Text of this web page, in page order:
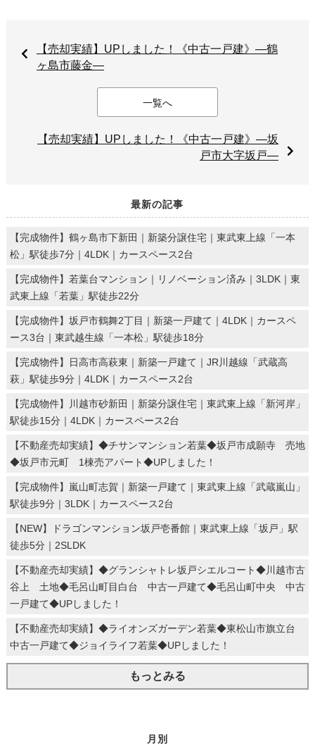
【売却実績】UPしました！《中古一戸建》―鶴
ヶ島市藤金―
一覧へ
【売却実績】UPしました！《中古一戸建》―坂
戸市大字坂戸―
最新の記事
【完成物件】鶴ヶ島市下新田｜新築分譲住宅｜東武東上線「一本
松」駅徒歩7分｜4LDK｜カースペース2台
【完成物件】若葉台マンション｜リノベーション済み｜3LDK｜東
武東上線「若葉」駅徒歩22分
【完成物件】坂戸市鶴舞2丁目｜新築一戸建て｜4LDK｜カースペ
ース3台｜東武越生線「一本松」駅徒歩18分
【完成物件】日高市高萩東｜新築一戸建て｜JR川越線「武蔵高
萩」駅徒歩9分｜4LDK｜カースペース2台
【完成物件】川越市砂新田｜新築分譲住宅｜東武東上線「新河岸」
駅徒歩15分｜4LDK｜カースペース2台
【不動産売却実績】◆チサンマンション若葉◆坂戸市成願寺 売地
◆坂戸市元町 1棟売アパート◆UPしました！
【完成物件】嵐山町志賀｜新築一戸建て｜東武東上線「武蔵嵐山」
駅徒歩9分｜3LDK｜カースペース2台
【NEW】ドラゴンマンション坂戸壱番館｜東武東上線「坂戸」駅
徒歩5分｜2SLDK
【不動産売却実績】◆グランシャトレ坂戸シエルコート◆川越市古
谷上 土地◆毛呂山町目白台 中古一戸建て◆毛呂山町中央 中古
一戸建て◆UPしました！
【不動産売却実績】◆ライオンズガーデン若葉◆東松山市旗立台
中古一戸建て◆ジョイライフ若葉◆UPしました！
もっとみる
月別